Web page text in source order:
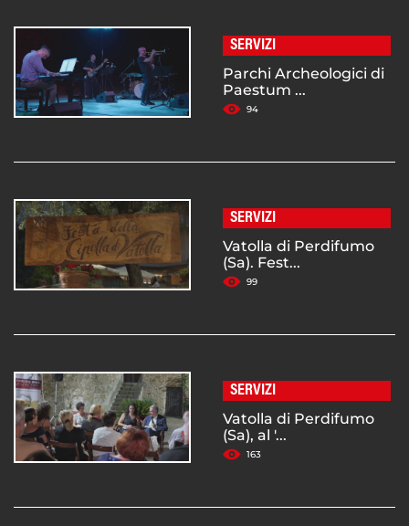
SERVIZI
Parchi Archeologici di
Paestum ...
94
SERVIZI
Vatolla di Perdifumo
(Sa). Fest...
99
SERVIZI
Vatolla di Perdifumo
(Sa), al '...
163